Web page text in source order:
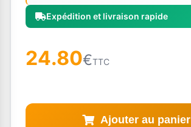
Expédition et livraison rapide
24.80€TTC
Ajouter au panier